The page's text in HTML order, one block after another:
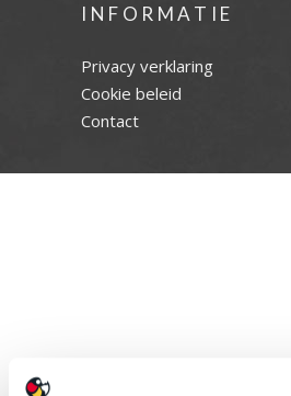
INFORMATIE
Privacy verklaring
Cookie beleid
Contact